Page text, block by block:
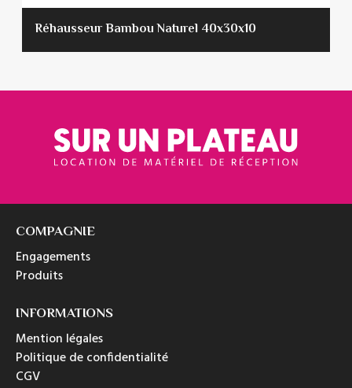
Réhausseur Bambou Naturel 40x30x10
COMPAGNIE
Engagements
Produits
INFORMATIONS
Mention légales
Politique de confidentialité
CGV